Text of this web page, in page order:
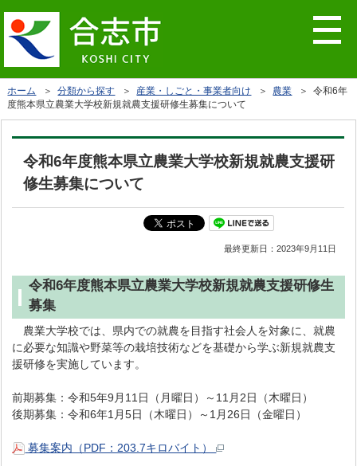
ホーム ＞分類から探す ＞ 産業・しごと・事業者向け ＞ 農業 ＞ 令和6年
度熊本県立農業大学校新規就農支援研修生募集について
令和6年度熊本県立農業大学校新規就農支援研
修生募集について
最終更新日：2023年9月11日
令和6年度熊本県立農業大学校新規就農支援研修生
募集
農業大学校では、県内での就農を目指す社会人を対象に、就農
に必要な知識や野菜等の栽培技術などを基礎から学ぶ新規就農支
援研修を実施しています。
前期募集：令和5年9月11日（月曜日）～11月2日（木曜日）
後期募集：令和6年1月5日（木曜日）～1月26日（金曜日）
募集案内（PDF：203.7キロバイト）